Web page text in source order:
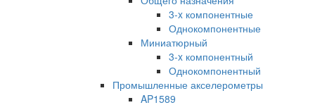
3-x компонентные
Однокомпонентные
Миниатюрный
3-x компонентный
Однокомпонентный
Промышленные акселерометры
AP1589